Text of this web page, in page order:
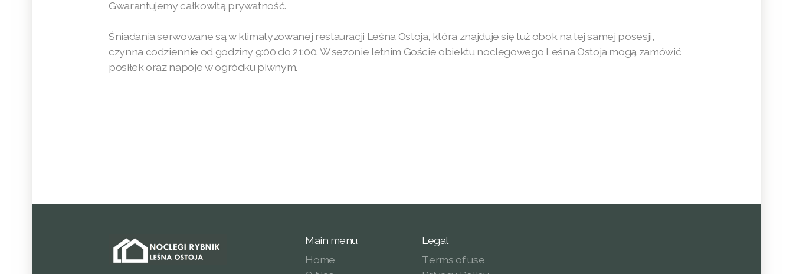
Gwarantujemy całkowitą prywatność.
Śniadania serwowane są w klimatyzowanej restauracji Leśna Ostoja, która znajduje się tuż obok na tej samej posesji,
czynna codziennie od godziny 9:00 do 21:00. W sezonie letnim Goście obiektu noclegowego Leśna Ostoja mogą zamówić
posiłek oraz napoje w ogródku piwnym.
Main menu
Home
Legal
Terms of use